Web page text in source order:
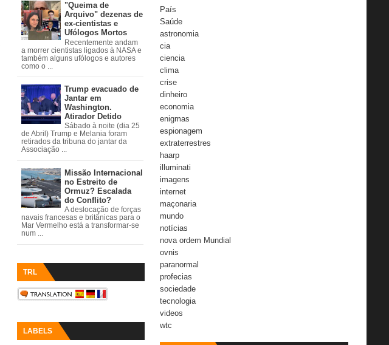
"Queima de
Arquivo" dezenas de
ex-cientistas e
Ufólogos Mortos
Recentemente andam
a morrer cientistas ligados à NASA e
também alguns ufólogos e autores
como o ...
Trump evacuado de
Jantar em
Washington.
Atirador Detido
Sábado à noite (dia 25
de Abril) Trump e Melania foram
retirados da tribuna do jantar da
Associação ...
Missão Internacional
no Estreito de
Ormuz? Escalada
do Conflito?
A deslocação de forças
navais francesas e britânicas para o
Mar Vermelho está a transformar-se
num ...
TRL
LABELS
País
Saúde
astronomia
cia
ciencia
clima
crise
dinheiro
economia
enigmas
espionagem
extraterrestres
haarp
illuminati
imagens
internet
maçonaria
mundo
notícias
nova ordem Mundial
ovnis
paranormal
profecias
sociedade
tecnologia
videos
wtc